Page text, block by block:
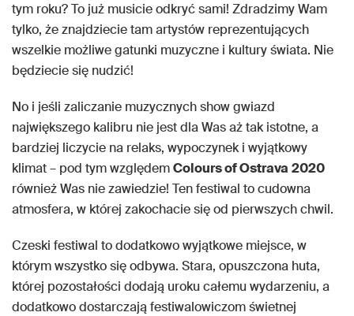
tym roku? To już musicie odkryć sami! Zdradzimy Wam
tylko, że znajdziecie tam artystów reprezentujących
wszelkie możliwe gatunki muzyczne i kultury świata. Nie
będziecie się nudzić!
No i jeśli zaliczanie muzycznych show gwiazd
największego kalibru nie jest dla Was aż tak istotne, a
bardziej liczycie na relaks, wypoczynek i wyjątkowy
klimat – pod tym względemColours of Ostrava 2020
również Was nie zawiedzie! Ten festiwal to cudowna
atmosfera, w której zakochacie się od pierwszych chwil.
Czeski festiwal to dodatkowo wyjątkowe miejsce, w
którym wszystko się odbywa. Stara, opuszczona huta,
której pozostałości dodają uroku całemu wydarzeniu, a
dodatkowo dostarczają festiwalowiczom świetnej